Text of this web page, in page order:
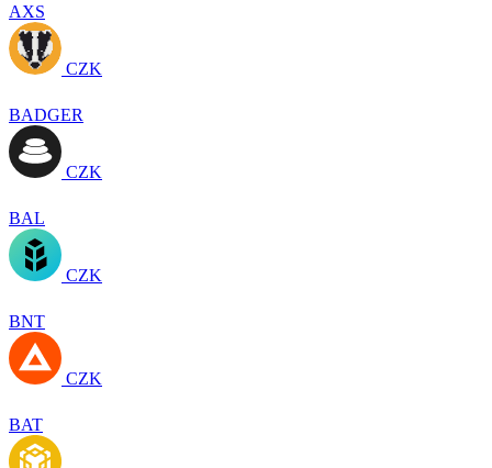
AXS
CZK
BADGER
CZK
BAL
CZK
BNT
CZK
BAT